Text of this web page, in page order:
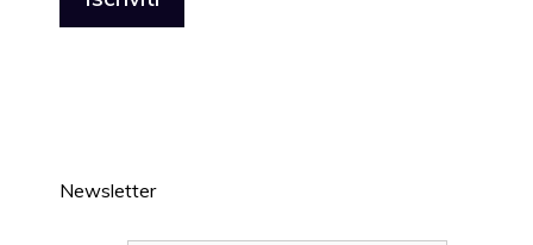
Newsletter